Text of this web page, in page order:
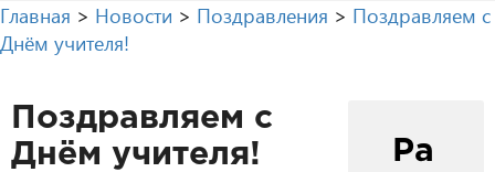
Главная > Новости > Поздравления > Поздравляем с
Днём учителя!
Поздравляем с
Днём учителя!
Ра